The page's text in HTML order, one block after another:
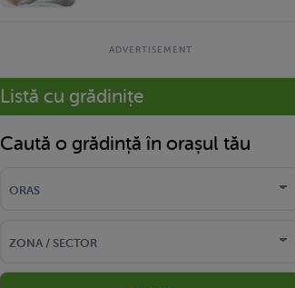
Listă cu grădinițe
Caută o grădință în orașul tău